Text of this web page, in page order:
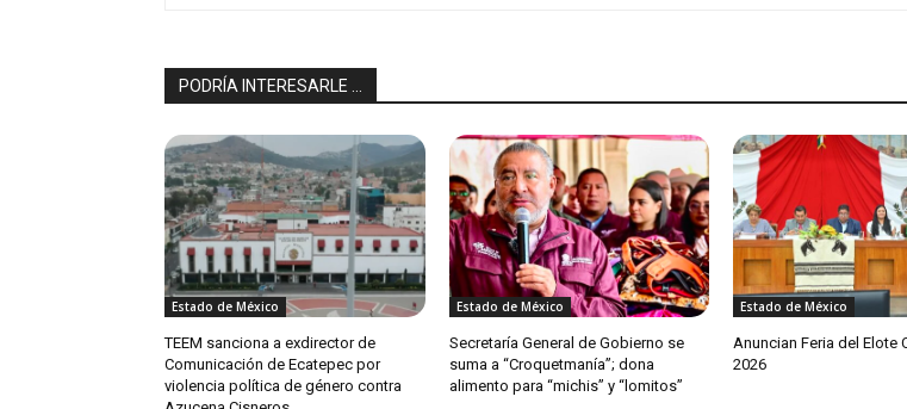
PODRÍA INTERESARLE ...
Estado de México
TEEM sanciona a exdirector de
Comunicación de Ecatepec por
violencia política de género contra
Estado de México
Secretaría General de Gobierno se
suma a “Croquetmanía”; dona
alimento para “michis” y “lomitos”
Estado de México
Anuncian Feria del Elote
2026